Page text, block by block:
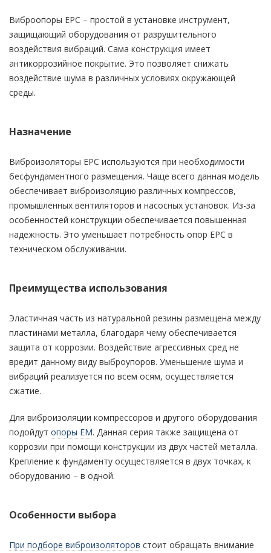
Виброопоры EPC – простой в установке инструмент,
защищающий оборудования от разрушительного
воздействия вибраций. Сама конструкция имеет
антикоррозийное покрытие. Это позволяет снижать
воздействие шума в различных условиях окружающей
среды.
Назначение
Виброизоляторы EPC используются при необходимости
бесфундаментного размещения. Чаще всего данная модель
обеспечивает виброизоляцию различных компрессов,
промышленных вентиляторов и насосных установок. Из-за
особенностей конструкции обеспечивается повышенная
надежность. Это уменьшает потребность опор EPC в
техническом обслуживании.
Преимущества использования
Эластичная часть из натуральной резины размещена между
пластинами металла, благодаря чему обеспечивается
защита от коррозии. Воздействие агрессивных сред не
вредит данному виду выброупоров. Уменьшение шума и
вибраций реализуется по всем осям, осуществляется
сжатие.
Для виброизоляции компрессоров и другого оборудования
подойдут опоры EM. Данная серия также защищена от
коррозии при помощи конструкции из двух частей металла.
Крепление к фундаменту осуществляется в двух точках, к
оборудованию – в одной.
Особенности выбора
При подборе виброизоляторов стоит обращать внимание